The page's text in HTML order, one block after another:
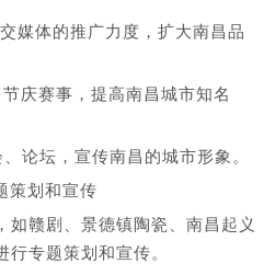
媒体的推广力度，扩大南昌品
庆赛事，提高南昌城市知名
论坛，宣传南昌的城市形象。
策划和宣传
如赣剧、景德镇陶瓷、南昌起义
专题策划和宣传。